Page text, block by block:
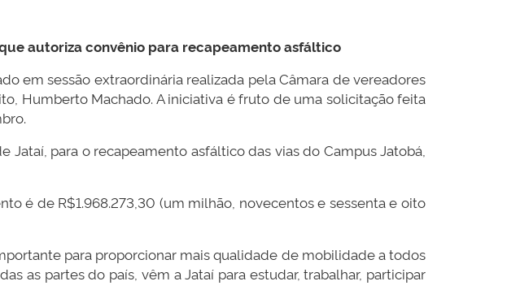
autoriza convênio para recapeamento asfáltico
em sessão extraordinária realizada pela Câmara de vereadores
Humberto Machado. A iniciativa é fruto de uma solicitação feita
para o recapeamento asfáltico das vias do Campus Jatobá,
é de R$1.968.273,30 (um milhão, novecentos e sessenta e oito
para proporcionar mais qualidade de mobilidade a todos
as partes do país, vêm a Jataí para estudar, trabalhar, participar